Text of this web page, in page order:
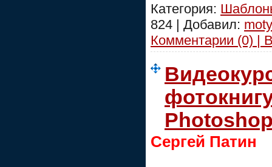
Категория:
824 | Добавил:
Комментарии (0) |
Сергей Патин